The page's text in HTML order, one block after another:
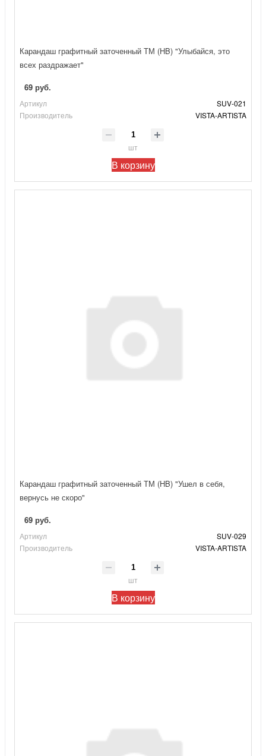
Карандаш графитный заточенный ТМ (HB) "Улыбайся, это
всех раздражает"
69 руб.
Артикул
SUV-021
Производитель
VISTA-ARTISTA
шт
В корзину
Карандаш графитный заточенный ТМ (HB) "Ушел в себя,
вернусь не скоро"
69 руб.
Артикул
SUV-029
Производитель
VISTA-ARTISTA
шт
В корзину